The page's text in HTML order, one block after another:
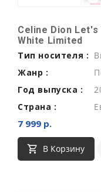
Celine Dion
White Limited
Тип носителя :
Жанр :
Год выпуска :
Страна :
7 999 р.
В Корзину